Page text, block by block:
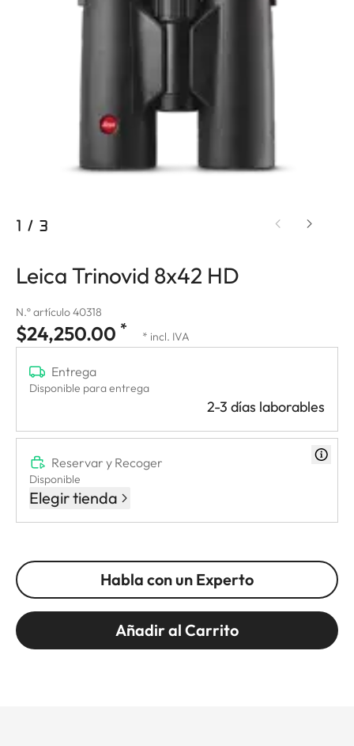
1 / 3
Leica Trinovid 8x42 HD
N.º artículo 40318
$24,250.00 * * incl. IVA
Entrega
Disponible para entrega
2-3 días laborables
Reservar y Recoger
Disponible
Elegir tienda
Habla con un Experto
Añadir al Carrito